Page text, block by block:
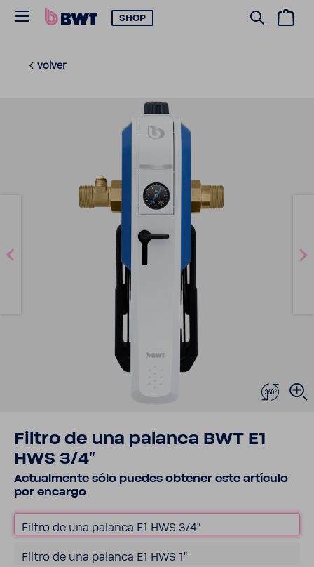
SHOP
volver
Filtro de una palanca BWT E1
HWS 3/4"
Actual­mente sólo puedes obtener este artículo
por encargo
Filtro de una palanca E1 HWS 3/4"
Filtro de una palanca E1 HWS 1"